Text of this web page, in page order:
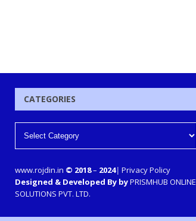
CATEGORIES
www.rojdin.in © 2018– 2024| Privacy Policy
Designed & Developed By byPRISMHUB ONLINE
SOLUTIONS PVT. LTD.